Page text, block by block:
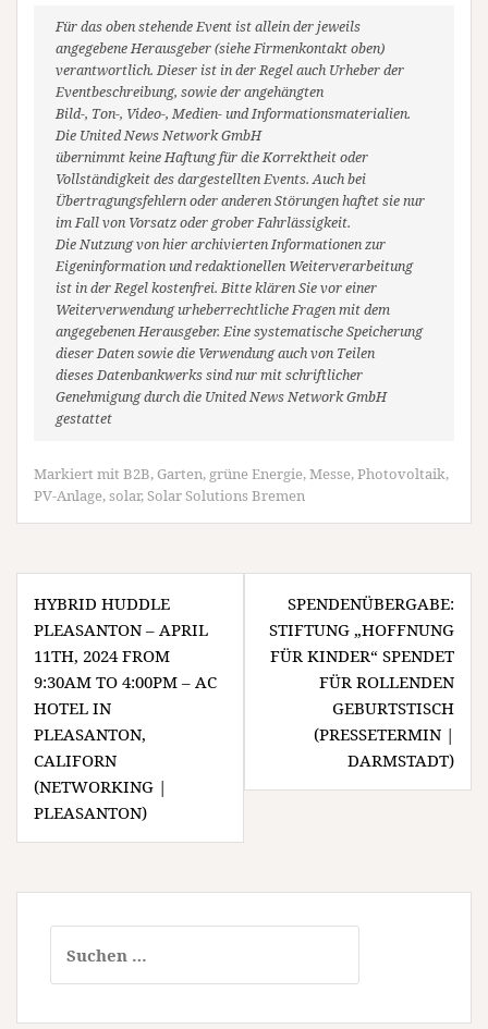
Für das oben stehende Event ist allein der jeweils
angegebene Herausgeber (siehe Firmenkontakt oben)
verantwortlich. Dieser ist in der Regel auch Urheber der
Eventbeschreibung, sowie der angehängten
Bild-, Ton-, Video-, Medien- und Informationsmaterialien.
Die United News Network GmbH
übernimmt keine Haftung für die Korrektheit oder
Vollständigkeit des dargestellten Events. Auch bei
Übertragungsfehlern oder anderen Störungen haftet sie nur
im Fall von Vorsatz oder grober Fahrlässigkeit.
Die Nutzung von hier archivierten Informationen zur
Eigeninformation und redaktionellen Weiterverarbeitung
ist in der Regel kostenfrei. Bitte klären Sie vor einer
Weiterverwendung urheberrechtliche Fragen mit dem
angegebenen Herausgeber. Eine systematische Speicherung
dieser Daten sowie die Verwendung auch von Teilen
dieses Datenbankwerks sind nur mit schriftlicher
Genehmigung durch die United News Network GmbH
gestattet
Markiert mit B2B,Garten, grüne Energie,Messe,Photovoltaik,
PV-Anlage,solar,Solar Solutions Bremen
Beitragsnavigation
HYBRID HUDDLE
PLEASANTON – APRIL
11TH, 2024 FROM
9:30AM TO 4:00PM – AC
HOTEL IN
PLEASANTON,
CALIFORN
(NETWORKING |
PLEASANTON)
SPENDENÜBERGABE:
STIFTUNG „HOFFNUNG
FÜR KINDER“ SPENDET
FÜR ROLLENDEN
GEBURTSTISCH
(PRESSETERMIN |
DARMSTADT)
nach: